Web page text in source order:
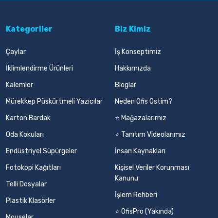
Kategoriler
Çaylar
İklimlendirme Ürünleri
Kalemler
Mürekkep Püskürtmeli Yazıcılar
Karton Bardak
Oda Kokuları
Endüstriyel Süpürgeler
Fotokopi Kağıtları
Telli Dosyalar
Plastik Klasörler
Biz Kimiz
İş Konseptimiz
Hakkımızda
Bloglar
Neden Ofis Ostim?
⭐ Mağazalarımız
⭐ Tanıtım Videolarımız
İnsan Kaynakları
Kişisel Veriler Korunması
Kanunu
İşlem Rehberi
⭐ OfisPro (Yakında)